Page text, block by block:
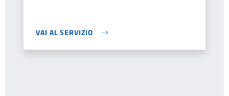
VAI AL SERVIZIO